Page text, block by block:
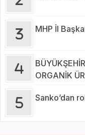
MHP İl
ORGANİK
Sanko’dan